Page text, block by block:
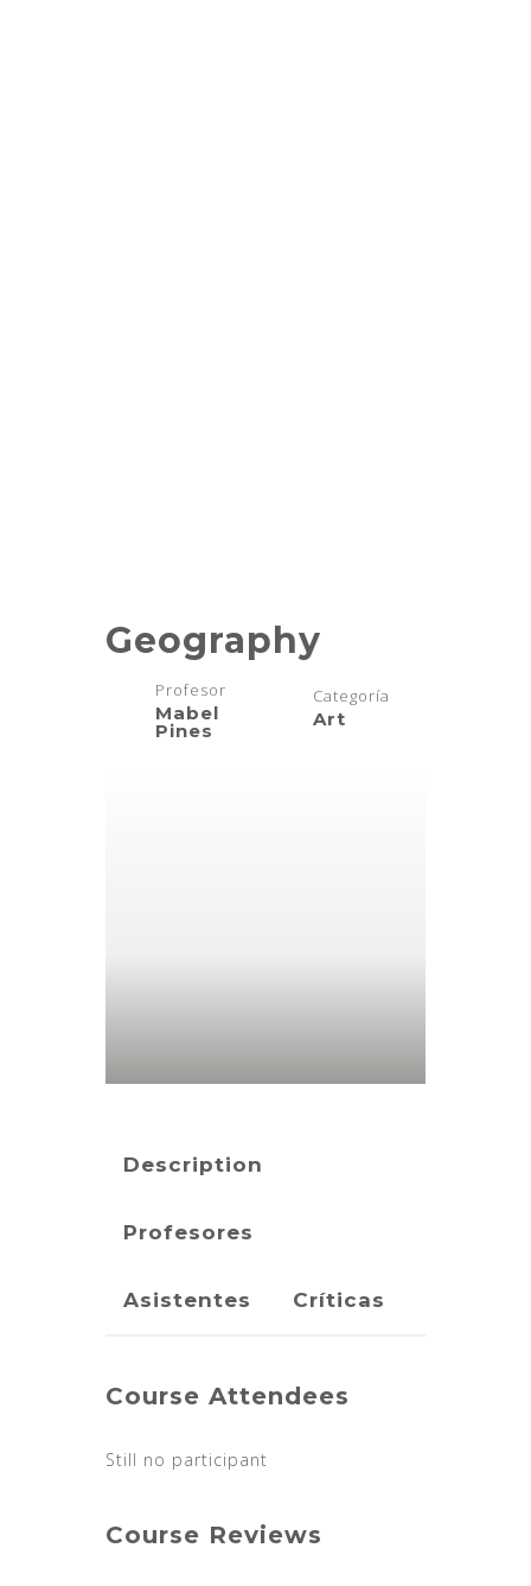
Geography
Profesor
Mabel
Pines
Categoría
Art
Description
Profesores
Asistentes Críticas
Course Attendees
Still no participant
Course Reviews